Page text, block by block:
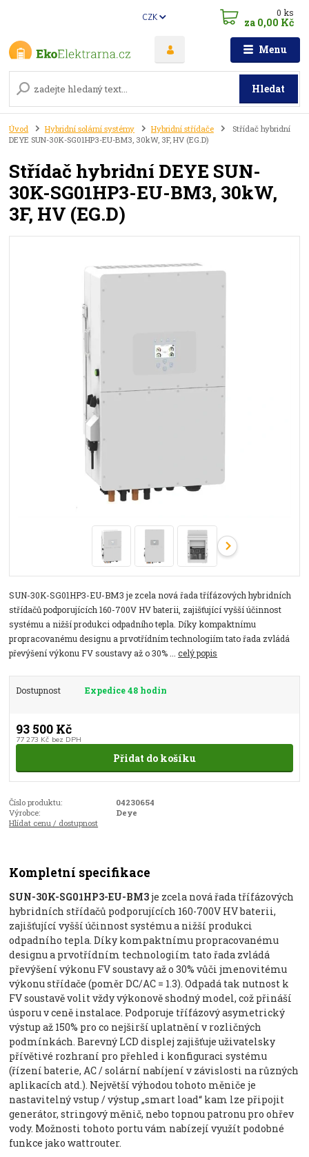
Menu
CZK
Hledat
0ks
za 0,00 Kč
Úvod Hybridní solární systémy Hybridní střídače
Střídač hybridní
DEYE SUN-30K-SG01HP3-EU-BM3, 30kW, 3F, HV (EG.D)
Střídač hybridní DEYE SUN-
30K-SG01HP3-EU-BM3, 30kW,
3F, HV (EG.D)
SUN-30K-SG01HP3-EU-BM3 je zcela nová řada třífázových hybridních
střídačů podporujících 160-700V HV baterii, zajišťující vyšší účinnost
systému a nižší produkci odpadního tepla. Díky kompaktnímu
propracovanému designu a prvotřídním technologiím tato řada zvládá
převýšení výkonu FV soustavy až o 30% ...celý popis
Dostupnost Expedice 48 hodin
93 500 Kč
77 273 Kč bez DPH
Přidat do košíku
Číslo produktu:
04230654
Výrobce:
Deye
Hlídat cenu / dostupnost
Kompletní specifikace
SUN-30K-SG01HP3-EU-BM3je zcela nová řada třífázových
hybridních střídačů podporujících 160-700V HV baterii,
zajišťující vyšší účinnost systému a nižší produkci
odpadního tepla. Díky kompaktnímu propracovanému
designu a prvotřídním technologiím tato řada zvládá
převýšení výkonu FV soustavy až o 30% vůči jmenovitému
výkonu střídače (poměr DC/AC = 1.3). Odpadá tak nutnost k
FV soustavě volit vždy výkonově shodný model, což přináší
úsporu v ceně instalace. Podporuje třífázový asymetrický
výstup až 150% pro co nejširší uplatnění v rozličných
podmínkách. Barevný LCD displej zajišťuje uživatelsky
přívětivé rozhraní pro přehled i konfiguraci systému
(řízení baterie, AC / solární nabíjení v závislosti na různých
aplikacích atd.). Největší výhodou tohoto měniče je
nastavitelný vstup / výstup „smart load“ kam lze připojit
generátor, stringový měnič, nebo topnou patronu pro ohřev
vody. Možnosti tohoto portu vám nabízejí využít podobné
funkce jako wattrouter.